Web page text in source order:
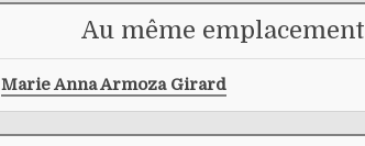
Au même emplacement
Marie Anna Armoza Girard